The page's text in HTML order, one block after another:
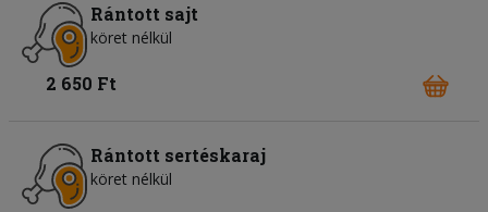
Rántott sajt
köret nélkül
2 650 Ft
Rántott sertéskaraj
köret nélkül